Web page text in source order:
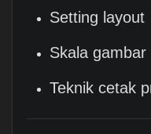
Setting layout
Skala gambar
Teknik cetak